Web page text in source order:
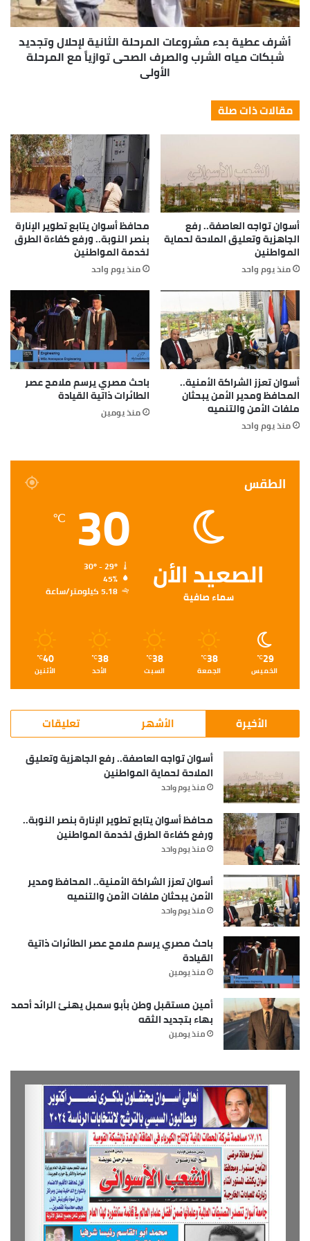
أشرف عطية بدء مشروعات المرحلة الثانية لإحلال وتجديد
شبكات مياه الشرب والصرف الصحى توازياً مع المرحلة
الأولى
مقالات ذات صلة
أسوان تواجه العاصفة.. رفع
الجاهزية وتعليق الملاحة لحماية
المواطنين
منذ يوم واحد
محافظ أسوان يتابع تطوير الإنارة
بنصر النوبة.. ورفع كفاءة الطرق
لخدمة المواطنين
منذ يوم واحد
أسوان تعزز الشراكة الأمنية..
المحافظ ومدير الأمن يبحثان
ملفات الأمن والتنميه
منذ يوم واحد
باحث مصري يرسم ملامح عصر
الطائرات ذاتية القيادة
منذ يومين
الطقس
الصعيد الأن
سماء صافية
30
℃
45%
5.18 كيلومتر/ساعة
29
℃
الخميس
38
℃
الجمعة
38
℃
السبت
38
℃
الأحد
40
℃
الأثنين
الأخيرة الأشهر تعليقات
أسوان تواجه العاصفة.. رفع الجاهزية وتعليق
الملاحة لحماية المواطنين
منذ يوم واحد
محافظ أسوان يتابع تطوير الإنارة بنصر النوبة..
ورفع كفاءة الطرق لخدمة المواطنين
منذ يوم واحد
أسوان تعزز الشراكة الأمنية.. المحافظ ومدير
الأمن يبحثان ملفات الأمن والتنميه
منذ يوم واحد
باحث مصري يرسم ملامح عصر الطائرات ذاتية
القيادة
منذ يومين
أمين مستقبل وطن بأبو سمبل يهنئ الرائد أحمد
بهاء بتجديد الثقه
منذ يومين